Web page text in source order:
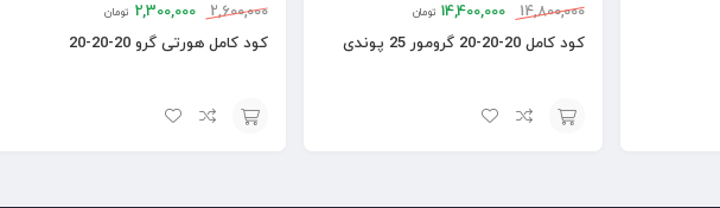
14,800,000
14,400,000 تومان
کود کامل 20-20-20 گرومور 25 پوندی
2,600,000
2,300,000 تومان
کود کامل هورتی گرو 20-20-20